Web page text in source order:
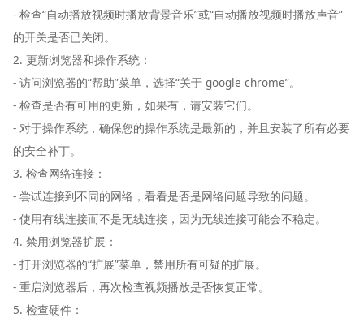
- 检查“自动播放视频时播放背景音乐”或“自动播放视频时播放声音”
的开关是否已关闭。
2. 更新浏览器和操作系统：
- 访问浏览器的“帮助”菜单，选择“关于 google chrome”。
- 检查是否有可用的更新，如果有，请安装它们。
- 对于操作系统，确保您的操作系统是最新的，并且安装了所有必要
的安全补丁。
3. 检查网络连接：
- 尝试连接到不同的网络，看看是否是网络问题导致的问题。
- 使用有线连接而不是无线连接，因为无线连接可能会不稳定。
4. 禁用浏览器扩展：
- 打开浏览器的“扩展”菜单，禁用所有可疑的扩展。
- 重启浏览器后，再次检查视频播放是否恢复正常。
5. 检查硬件：